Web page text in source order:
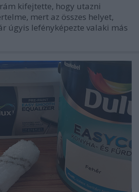
kifejtette, hogy utazni
mert az összes helyet,
úgyis lefényképezte valaki más